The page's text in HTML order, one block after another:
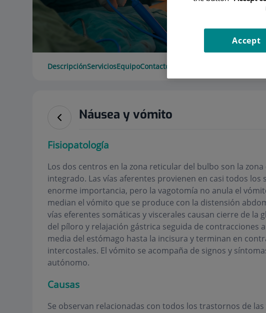
DescripciónServiciosEquipoContacto
Náusea y vómito
Fisiopatología
Los dos centros en la zona reticular del bulbo son la
integrado. Las vías aferentes provienen en casi todos los
enorme importancia, pero la vagotomía no anula el
median el vómito que se produce con la distensión
vías eferentes somáticas y viscerales causan cierre de la
del píloro y relajación gástrica seguida de contracciones
media del estómago hasta la incisura y terminan en
intercostales. El vómito se acompaña de signos y
autónomo.
Causas
Se observan relacionadas con todos los trastornos de las
Accept